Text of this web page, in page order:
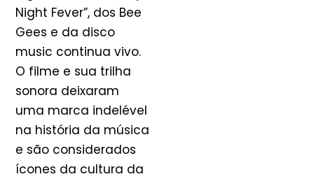
Night Fever”, dos Bee
Gees e da disco
music continua vivo.
O filme e sua trilha
sonora deixaram
uma marca indelével
na história da música
e são considerados
ícones da cultura da